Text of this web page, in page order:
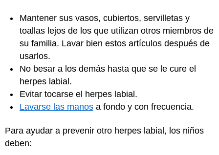
Mantener sus vasos, cubiertos, servilletas y
toallas lejos de los que utilizan otros miembros de
su familia. Lavar bien estos artículos después de
usarlos.
No besar a los demás hasta que se le cure el
herpes labial.
Evitar tocarse el herpes labial.
Lavarse las manos a fondo y con frecuencia.
Para ayudar a prevenir otro herpes labial, los niños
deben: